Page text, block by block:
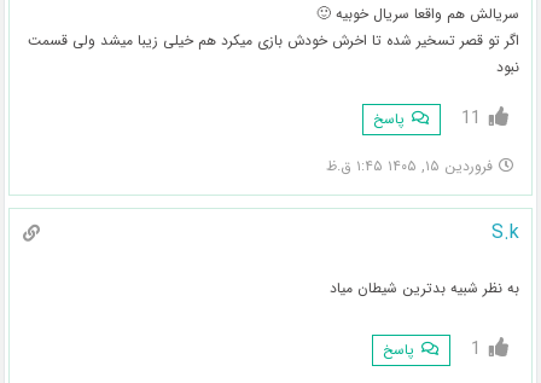
سریالش هم واقعا سریال خوبیه 🙂
اگر تو قصر تسخیر شده تا اخرش خودش بازی میکرد هم خیلی زیبا میشد ولی قسمت
نبود
11 پاسخ
فروردین ۱۵, ۱۴۰۵ ۱:۴۵ ق.ظ
S.k
به نظر شبیه بدترین شیطان میاد
1 پاسخ